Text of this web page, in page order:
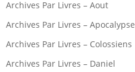
Archives Par Livres – Aout
Archives Par Livres – Apocalypse
Archives Par Livres – Colossiens
Archives Par Livres – Daniel